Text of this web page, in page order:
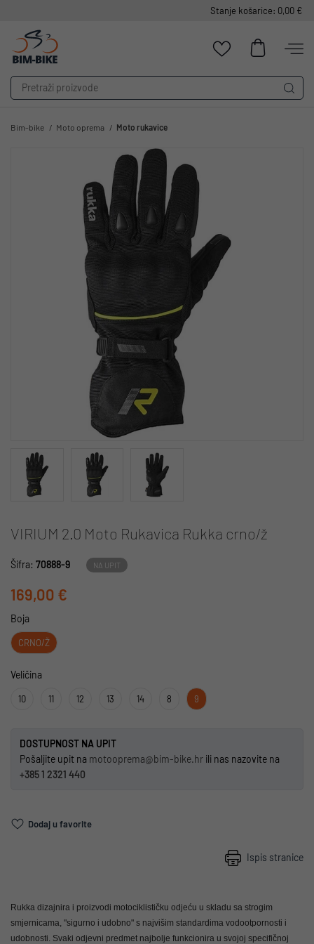
Stanje košarice: 0,00 €
Bim-bike Moto oprema Moto rukavice
VIRIUM 2.0 Moto Rukavica Rukka crno/ž
Šifra: 70888-9 NA UPIT
169,00 €
Boja
CRNO/Ž
Veličina
10 11 12 13 14 8 9
DOSTUPNOST NA UPIT
Pošaljite upit na motooprema@bim-bike.hr ili nas nazovite na
+385 1 2321 440
Dodaj u favorite
Ispis stranice
Rukka dizajnira i proizvodi motociklističku odjeću u skladu sa strogim
smjernicama, "sigurno i udobno" s najvišim standardima vodootpornosti i
udobnosti. Svaki odjevni predmet najbolje funkcionira u svojoj specifičnoj